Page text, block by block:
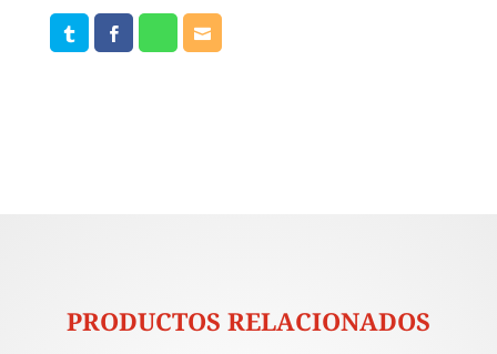
PRODUCTOS RELACIONADOS